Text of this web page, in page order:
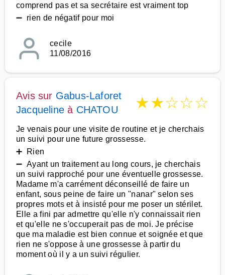
comprend pas et sa secrétaire est vraiment top
➖ rien de négatif pour moi
cecile
11/08/2016
Avis sur Gabus-Laforet
Jacqueline à CHATOU ★★☆☆☆
Je venais pour une visite de routine et je cherchais
un suivi pour une future grossesse.
➕ Rien
➖ Ayant un traitement au long cours, je cherchais
un suivi rapproché pour une éventuelle grossesse.
Madame m'a carrément déconseillé de faire un
enfant, sous peine de faire un "nanar" selon ses
propres mots et à insisté pour me poser un stérilet.
Elle a fini par admettre qu'elle n'y connaissait rien
et qu'elle ne s'occuperait pas de moi. Je précise
que ma maladie est bien connue et soignée et que
rien ne s'oppose à une grossesse à partir du
moment où il y a un suivi régulier.